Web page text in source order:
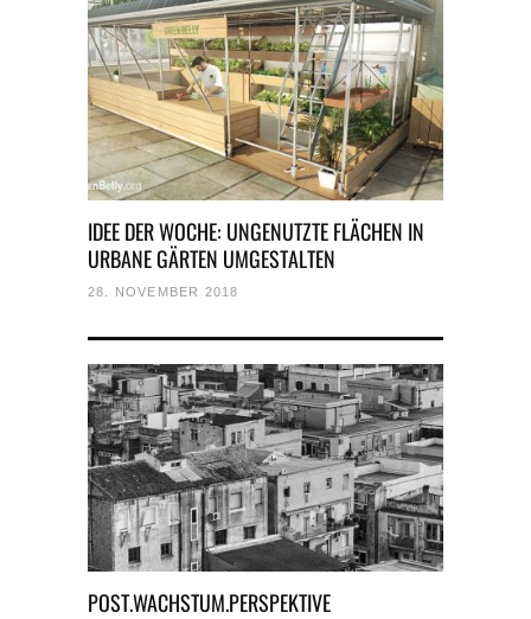
IDEE DER WOCHE: UNGENUTZTE FLÄCHEN IN
URBANE GÄRTEN UMGESTALTEN
28. NOVEMBER 2018
POST.WACHSTUM.PERSPEKTIVE